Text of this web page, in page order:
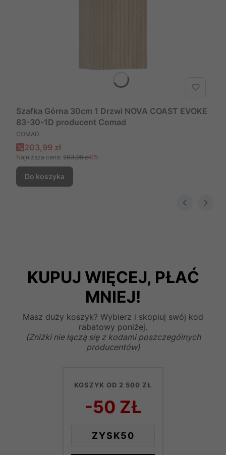
Szafka Górna 30cm 1 Drzwi NOVA COAST EVOKE
83-30-1D producent Comad
PRODUCENT
COMAD
Cena promocyjna
203,99 zł
Najniższa cena: 203,99 zł0%
Do koszyka
KUPUJ WIĘCEJ, PŁAĆ
MNIEJ!
Masz duży koszyk? Wybierz i skopiuj swój kod
rabatowy poniżej.
(Zniżki nie łączą się z kodami poszczególnych
producentów)
KOSZYK OD 2 500 ZŁ
-50 ZŁ
ZYSK50